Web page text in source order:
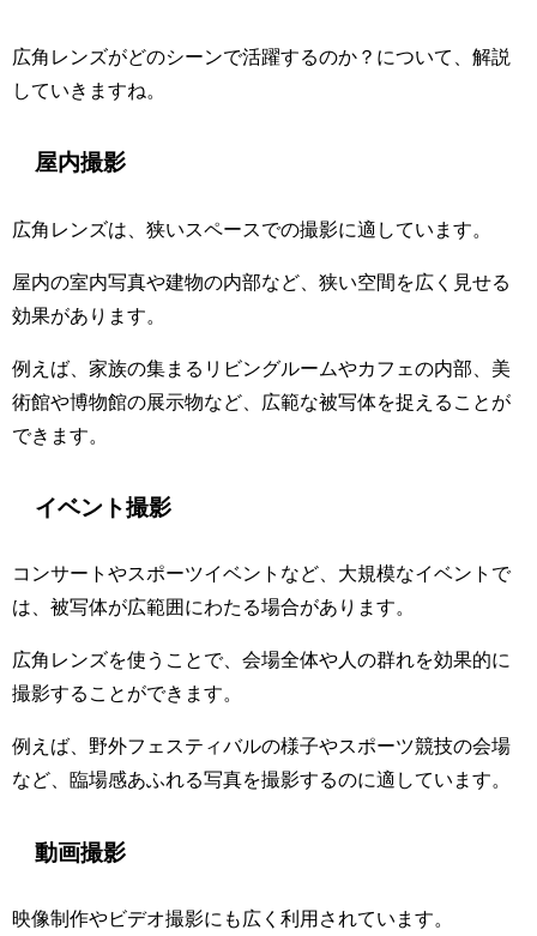
広角レンズがどのシーンで活躍するのか？について、解説
していきますね。
屋内撮影
広角レンズは、狭いスペースでの撮影に適しています。
屋内の室内写真や建物の内部など、狭い空間を広く見せる
効果があります。
例えば、家族の集まるリビングルームやカフェの内部、美
術館や博物館の展示物など、広範な被写体を捉えることが
できます。
イベント撮影
コンサートやスポーツイベントなど、大規模なイベントで
は、被写体が広範囲にわたる場合があります。
広角レンズを使うことで、会場全体や人の群れを効果的に
撮影することができます。
例えば、野外フェスティバルの様子やスポーツ競技の会場
など、臨場感あふれる写真を撮影するのに適しています。
動画撮影
映像制作やビデオ撮影にも広く利用されています。